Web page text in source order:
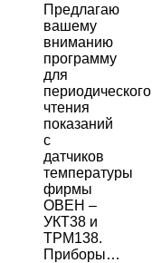
Предлагаю
вашему
вниманию
программу
для
периодического
чтения
показаний
с
датчиков
температуры
фирмы
ОВЕН –
УКТ38 и
ТРМ138.
Приборы…